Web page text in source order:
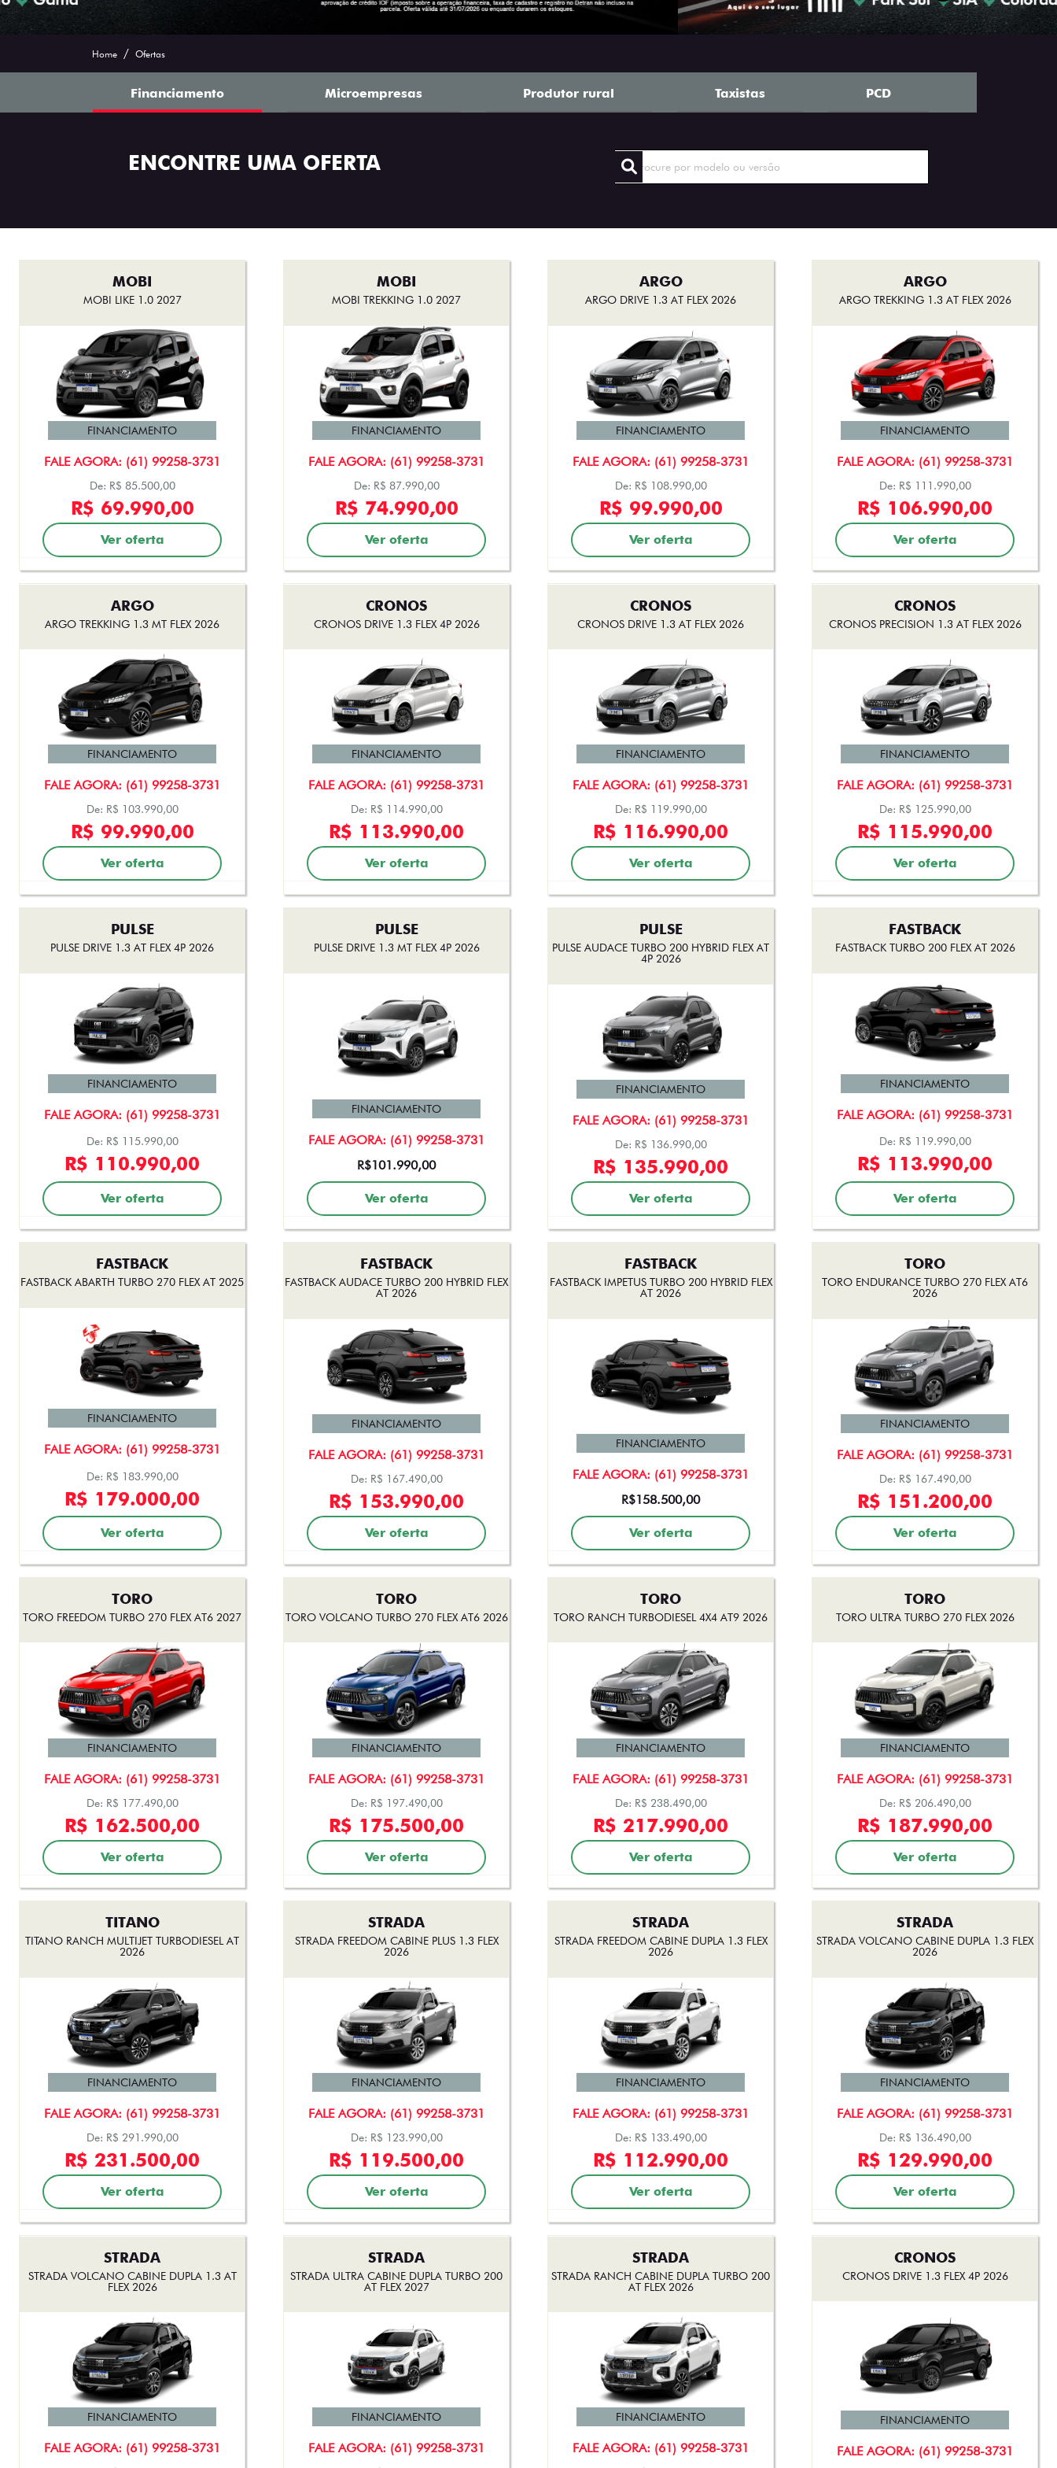
Home Ofertas
Financiamento Microempresas Produtor rural Taxistas PCD
Ofertas Saga Fiat
ENCONTRE UMA OFERTA
MOBI
MOBI LIKE 1.0 2027
FALE AGORA: (61) 99258-3731
FINANCIAMENTO
De: R$ 85.500,00
R$ 69.990,00
Ver oferta
MOBI
MOBI TREKKING 1.0 2027
FALE AGORA: (61) 99258-3731
FINANCIAMENTO
De: R$ 87.990,00
R$ 74.990,00
Ver oferta
ARGO
ARGO DRIVE 1.3 AT FLEX 2026
FALE AGORA: (61) 99258-3731
FINANCIAMENTO
De: R$ 108.990,00
R$ 99.990,00
Ver oferta
ARGO
ARGO TREKKING 1.3 AT FLEX 2026
FALE AGORA: (61) 99258-3731
FINANCIAMENTO
De: R$ 111.990,00
R$ 106.990,00
Ver oferta
ARGO
ARGO TREKKING 1.3 MT FLEX 2026
FALE AGORA: (61) 99258-3731
FINANCIAMENTO
De: R$ 103.990,00
R$ 99.990,00
Ver oferta
CRONOS
CRONOS DRIVE 1.3 FLEX 4P 2026
FALE AGORA: (61) 99258-3731
FINANCIAMENTO
De: R$ 114.990,00
R$ 113.990,00
Ver oferta
CRONOS
CRONOS DRIVE 1.3 AT FLEX 2026
FALE AGORA: (61) 99258-3731
FINANCIAMENTO
De: R$ 119.990,00
R$ 116.990,00
Ver oferta
CRONOS
CRONOS PRECISION 1.3 AT FLEX 2026
FALE AGORA: (61) 99258-3731
FINANCIAMENTO
De: R$ 125.990,00
R$ 115.990,00
Ver oferta
PULSE
PULSE DRIVE 1.3 AT FLEX 4P 2026
FALE AGORA: (61) 99258-3731
FINANCIAMENTO
De: R$ 115.990,00
R$ 110.990,00
Ver oferta
PULSE
PULSE DRIVE 1.3 MT FLEX 4P 2026
FALE AGORA: (61) 99258-3731
FINANCIAMENTO
R$101.990,00
Ver oferta
PULSE
PULSE AUDACE TURBO 200 HYBRID FLEX AT
4P 2026
FALE AGORA: (61) 99258-3731
FINANCIAMENTO
De: R$ 136.990,00
R$ 135.990,00
Ver oferta
FASTBACK
FASTBACK TURBO 200 FLEX AT 2026
FALE AGORA: (61) 99258-3731
FINANCIAMENTO
De: R$ 119.990,00
R$ 113.990,00
Ver oferta
FASTBACK
FASTBACK ABARTH TURBO 270 FLEX AT 2025
FALE AGORA: (61) 99258-3731
FINANCIAMENTO
De: R$ 183.990,00
R$ 179.000,00
Ver oferta
FASTBACK
FASTBACK AUDACE TURBO 200 HYBRID FLEX
AT 2026
FALE AGORA: (61) 99258-3731
FINANCIAMENTO
De: R$ 167.490,00
R$ 153.990,00
Ver oferta
FASTBACK
FASTBACK IMPETUS TURBO 200 HYBRID FLEX
AT 2026
FALE AGORA: (61) 99258-3731
FINANCIAMENTO
R$158.500,00
Ver oferta
TORO
TORO ENDURANCE TURBO 270 FLEX AT6
2026
FALE AGORA: (61) 99258-3731
FINANCIAMENTO
De: R$ 167.490,00
R$ 151.200,00
Ver oferta
TORO
TORO FREEDOM TURBO 270 FLEX AT6 2027
FALE AGORA: (61) 99258-3731
FINANCIAMENTO
De: R$ 177.490,00
R$ 162.500,00
Ver oferta
TORO
TORO VOLCANO TURBO 270 FLEX AT6 2026
FALE AGORA: (61) 99258-3731
FINANCIAMENTO
De: R$ 197.490,00
R$ 175.500,00
Ver oferta
TORO
TORO RANCH TURBODIESEL 4X4 AT9 2026
FALE AGORA: (61) 99258-3731
FINANCIAMENTO
De: R$ 238.490,00
R$ 217.990,00
Ver oferta
TORO
TORO ULTRA TURBO 270 FLEX 2026
FALE AGORA: (61) 99258-3731
FINANCIAMENTO
De: R$ 206.490,00
R$ 187.990,00
Ver oferta
TITANO
TITANO RANCH MULTIJET TURBODIESEL AT
2026
FALE AGORA: (61) 99258-3731
FINANCIAMENTO
De: R$ 291.990,00
R$ 231.500,00
Ver oferta
STRADA
STRADA FREEDOM CABINE PLUS 1.3 FLEX
2026
FALE AGORA: (61) 99258-3731
FINANCIAMENTO
De: R$ 123.990,00
R$ 119.500,00
Ver oferta
STRADA
STRADA FREEDOM CABINE DUPLA 1.3 FLEX
2026
FALE AGORA: (61) 99258-3731
FINANCIAMENTO
De: R$ 133.490,00
R$ 112.990,00
Ver oferta
STRADA
STRADA VOLCANO CABINE DUPLA 1.3 FLEX
2026
FALE AGORA: (61) 99258-3731
FINANCIAMENTO
De: R$ 136.490,00
R$ 129.990,00
Ver oferta
STRADA
STRADA VOLCANO CABINE DUPLA 1.3 AT
FLEX 2026
FALE AGORA: (61) 99258-3731
FINANCIAMENTO
STRADA
STRADA ULTRA CABINE DUPLA TURBO 200
AT FLEX 2027
FALE AGORA: (61) 99258-3731
FINANCIAMENTO
STRADA
STRADA RANCH CABINE DUPLA TURBO 200
AT FLEX 2026
FALE AGORA: (61) 99258-3731
FINANCIAMENTO
CRONOS
CRONOS DRIVE 1.3 FLEX 4P 2026
FALE AGORA: (61) 99258-3731
FINANCIAMENTO